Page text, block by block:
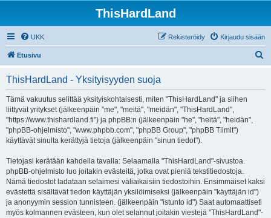
ThisHardLand
UKK Kirjaudu sisään
Rekisteröidy
Etusivu
ThisHardLand - Yksityisyyden suoja
Tämä vakuutus selittää yksityiskohtaisesti, miten "ThisHardLand" ja siihen
liittyvät yritykset (jälkeenpäin "me", "meitä", "meidän", "ThisHardLand",
"https://www.thishardland.fi") ja phpBB:n (jälkeenpäin "he", "heitä", "heidän",
"phpBB-ohjelmisto", "www.phpbb.com", "phpBB Group", "phpBB Tiimit")
käyttävät sinulta kerättyjä tietoja (jälkeenpäin "sinun tiedot").
Tietojasi kerätään kahdella tavalla: Selaamalla "ThisHardLand"-sivustoa.
phpBB-ohjelmisto luo joitakin evästeitä, jotka ovat pieniä tekstitiedostoja.
Nämä tiedostot ladataan selaimesi väliaikaisiin tiedostoihin. Ensimmäiset kaksi
evästettä sisältävät tiedon käyttäjän yksilöimiseksi (jälkeenpäin "käyttäjän id")
ja anonyymin session tunnisteen. (jälkeenpäin "istunto id") Saat automaattiseti
myös kolmannen evästeen, kun olet selannut joitakin viestejä "ThisHardLand"-